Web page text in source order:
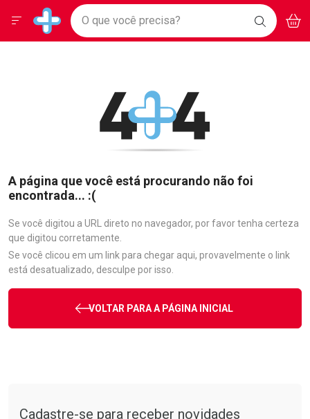
Drogarias Pacheco
Baixe nosso APP e aproveite Ofertas Exclusivas!
BAIXE
O APP
Ir direto para a home
pela página
Ir direto para o conteúdo
Ir direto para a busca
Ir direto para a notificações
Ir direto para o carrinho
Faça a sua busca
O que você precisa? BUSCAR
Menu
A página que você está procurando não foi
encontrada... :(
Se você digitou a URL direto no navegador, por favor tenha certeza
que digitou corretamente.
Se você clicou em um link para chegar aqui, provavelmente o link
está desatualizado, desculpe por isso.
VOLTAR PARA A PÁGINA INICIAL
Cadastre-se para receber novidades